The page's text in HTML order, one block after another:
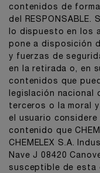
contenidos de
del RESPONSABLE.
lo dispuesto en los
pone a disposición
y fuerzas de
en la retirada o, en
contenidos que
legislación nacional
terceros o la moral
el usuario
contenido que
CHEMELEX S.A.
Nave J 08420
susceptible de esta